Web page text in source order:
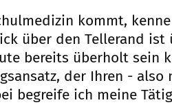
kommt,
über den Tellerand
bereits überholt sein
der Ihren -
begreife ich meine